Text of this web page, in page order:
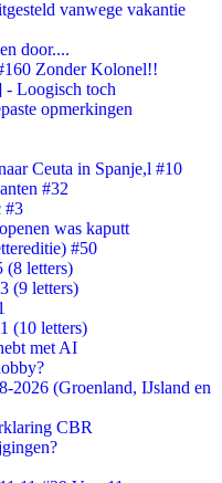
vanwege vakantie
door....
Zonder Kolonel!!
Loogisch toch
opmerkingen
Ceuta in Spanje,l #10
#32
#3
was kaputt
#50
(8 letters)
(9 letters)
(10 letters)
met AI
2026 (Groenland, IJsland en
CBR